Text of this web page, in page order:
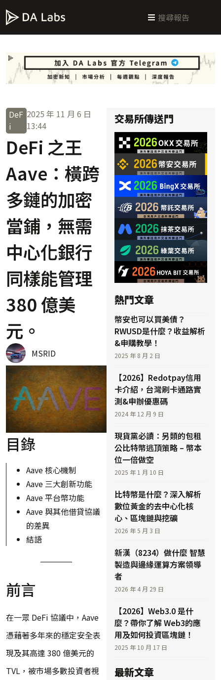
DeF
i
2025 年 11 月 6 日
13:44
DeFi 之王
Aave：橫跨
多鏈的加密
當鋪，無需
中心化銀行
同樣能管理
380 億美
元。
MSRID
目錄
Aave 核心機制
Aave 三大創新功能
Aave 平台幣功能
Aave 與其他借貸協議
的差異
結語
前言
在一眾 DeFi 協議中，Aave
憑藉著多年來的穩定安全表
現及其高達 380 億美元的
TVL，被市場多數投資者視
交易所傳送門
熱門文章
幣安也可以買美債？
RWUSD是什麼？收益解析
&申購教學！
2025 年 8 月 2 日
【2026】Redotpay信用
卡介紹，台灣刷卡通路實
測&申辦優惠碼
2024 年 12 月 9 日
現貨黨必讀：另類的包租
公比特幣逃頂策略 – 幣本
位一倍做空
2025 年 1 月 10 日
比特幣是什麼？深入解析
數位黃金的去中心化核
心、區塊鏈與挖礦
2026 年 5 月 3 日
新漢（8234）做什麼 智慧
製造與邊緣運算方案領導
者
2026 年 4 月 29 日
【2026】Web3.0 是什
麼？帶你了解 Web3的應
用及如何投資區塊鏈！
2025 年 10 月 17 日
最新文章